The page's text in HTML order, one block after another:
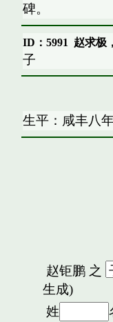
碑。
ID：5991 赵求极
子
生平：咸丰八
赵钜鹏之
生成)
姓